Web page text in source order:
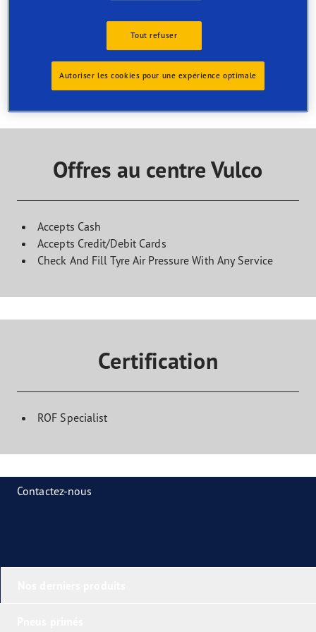
Services uniquement disponibles en
Trouvez le service dont vous avez besoin et contactez le
centre pour organiser votre rendez-vous
Offres au centre Vulco
Accepts Cash
Accepts Credit/Debit Cards
Check And Fill Tyre Air Pressure With Any Service
Certification
ROF Specialist
Contactez-nous
Tout refuser
Autoriser les cookies pour une expérience optimale